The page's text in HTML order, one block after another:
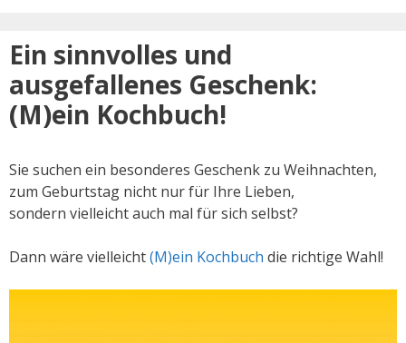
Ein sinnvolles und
ausgefallenes Geschenk:
(M)ein Kochbuch!
Sie suchen ein besonderes Geschenk zu Weihnachten,
zum Geburtstag nicht nur für Ihre Lieben,
sondern vielleicht auch mal für sich selbst?
Dann wäre vielleicht(M)ein Kochbuch die richtige Wahl!